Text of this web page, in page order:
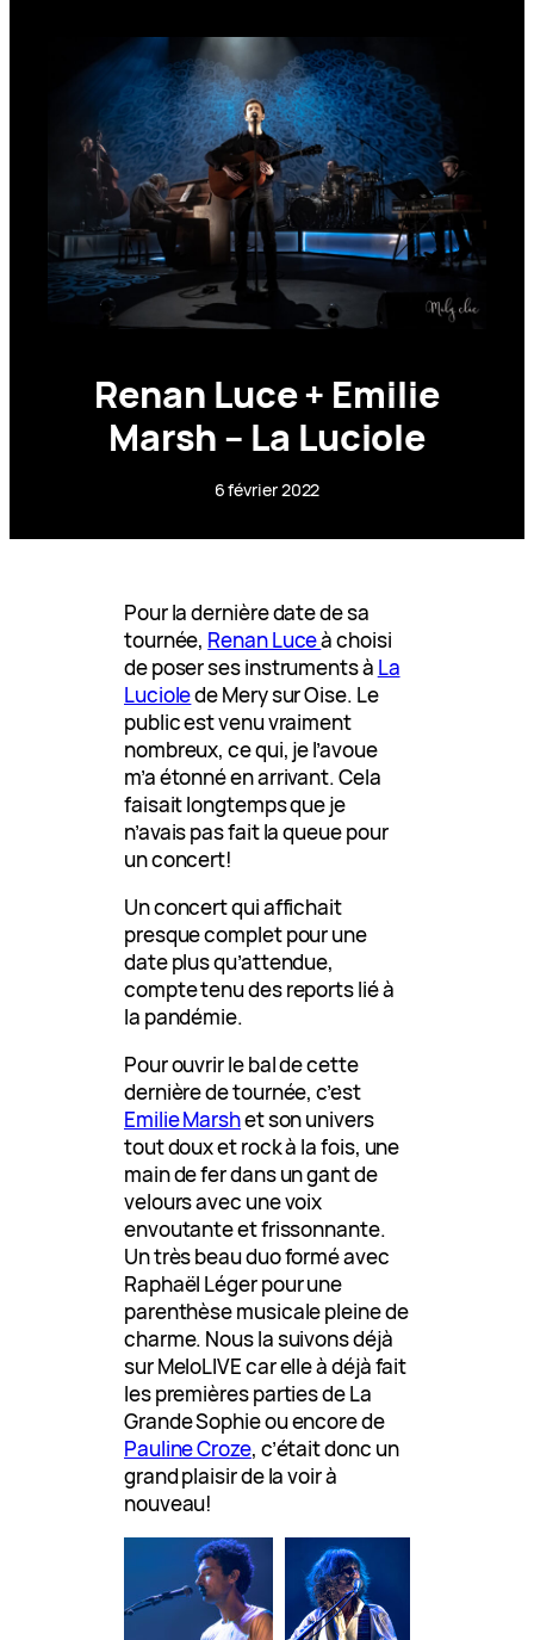
Renan Luce + Emilie
Marsh – La Luciole
6 février 2022
Pour la dernière date de sa
tournée, Renan Luceà choisi
de poser ses instruments à La
Luciolede Mery sur Oise. Le
public est venu vraiment
nombreux, ce qui, je l’avoue
m’a étonné en arrivant. Cela
faisait longtemps que je
n’avais pas fait la queue pour
un concert!
Un concert qui affichait
presque complet pour une
date plus qu’attendue,
compte tenu des reports lié à
la pandémie.
Pour ouvrir le bal de cette
dernière de tournée, c’est
Emilie Marshet son univers
tout doux et rock à la fois, une
main de fer dans un gant de
velours avec une voix
envoutante et frissonnante.
Un très beau duo formé avec
Raphaël Léger pour une
parenthèse musicale pleine de
charme. Nous la suivons déjà
sur MeloLIVE car elle à déjà fait
les premières parties de La
Grande Sophie ou encore de
Pauline Croze, c’était donc un
grand plaisir de la voir à
nouveau!